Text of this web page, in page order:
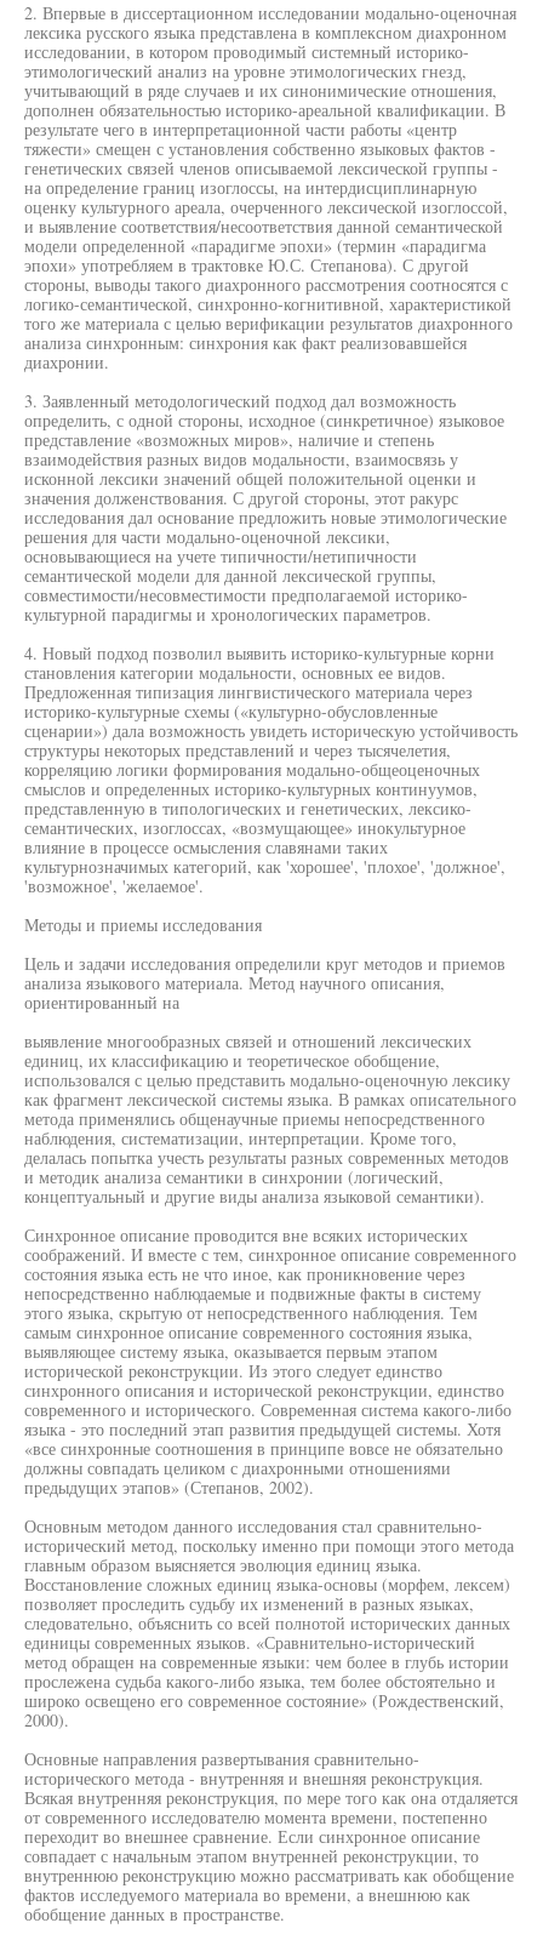
2. Впервые в диссертационном исследовании модально-оценочная
лексика русского языка представлена в комплексном диахронном
исследовании, в котором проводимый системный историко-
этимологический анализ на уровне этимологических гнезд,
учитывающий в ряде случаев и их синонимические отношения,
дополнен обязательностью историко-ареальной квалификации. В
результате чего в интерпретационной части работы «центр
тяжести» смещен с установления собственно языковых фактов -
генетических связей членов описываемой лексической группы -
на определение границ изоглоссы, на интердисциплинарную
оценку культурного ареала, очерченного лексической изоглоссой,
и выявление соответствия/несоответствия данной семантической
модели определенной «парадигме эпохи» (термин «парадигма
эпохи» употребляем в трактовке Ю.С. Степанова). С другой
стороны, выводы такого диахронного рассмотрения соотносятся с
логико-семантической, синхронно-когнитивной, характеристикой
того же материала с целью верификации результатов диахронного
анализа синхронным: синхрония как факт реализовавшейся
диахронии.
3. Заявленный методологический подход дал возможность
определить, с одной стороны, исходное (синкретичное) языковое
представление «возможных миров», наличие и степень
взаимодействия разных видов модальности, взаимосвязь у
исконной лексики значений общей положительной оценки и
значения долженствования. С другой стороны, этот ракурс
исследования дал основание предложить новые этимологические
решения для части модально-оценочной лексики,
основывающиеся на учете типичности/нетипичности
семантической модели для данной лексической группы,
совместимости/несовместимости предполагаемой историко-
культурной парадигмы и хронологических параметров.
4. Новый подход позволил выявить историко-культурные корни
становления категории модальности, основных ее видов.
Предложенная типизация лингвистического материала через
историко-культурные схемы («культурно-обусловленные
сценарии») дала возможность увидеть историческую устойчивость
структуры некоторых представлений и через тысячелетия,
корреляцию логики формирования модально-общеоценочных
смыслов и определенных историко-культурных континуумов,
представленную в типологических и генетических, лексико-
семантических, изоглоссах, «возмущающее» инокультурное
влияние в процессе осмысления славянами таких
культурнозначимых категорий, как 'хорошее', 'плохое', 'должное',
'возможное', 'желаемое'.
Методы и приемы исследования
Цель и задачи исследования определили круг методов и приемов
анализа языкового материала. Метод научного описания,
ориентированный на
выявление многообразных связей и отношений лексических
единиц, их классификацию и теоретическое обобщение,
использовался с целью представить модально-оценочную лексику
как фрагмент лексической системы языка. В рамках описательного
метода применялись общенаучные приемы непосредственного
наблюдения, систематизации, интерпретации. Кроме того,
делалась попытка учесть результаты разных современных методов
и методик анализа семантики в синхронии (логический,
концептуальный и другие виды анализа языковой семантики).
Синхронное описание проводится вне всяких исторических
соображений. И вместе с тем, синхронное описание современного
состояния языка есть не что иное, как проникновение через
непосредственно наблюдаемые и подвижные факты в систему
этого языка, скрытую от непосредственного наблюдения. Тем
самым синхронное описание современного состояния языка,
выявляющее систему языка, оказывается первым этапом
исторической реконструкции. Из этого следует единство
синхронного описания и исторической реконструкции, единство
современного и исторического. Современная система какого-либо
языка - это последний этап развития предыдущей системы. Хотя
«все синхронные соотношения в принципе вовсе не обязательно
должны совпадать целиком с диахронными отношениями
предыдущих этапов» (Степанов, 2002).
Основным методом данного исследования стал сравнительно-
исторический метод, поскольку именно при помощи этого метода
главным образом выясняется эволюция единиц языка.
Восстановление сложных единиц языка-основы (морфем, лексем)
позволяет проследить судьбу их изменений в разных языках,
следовательно, объяснить со всей полнотой исторических данных
единицы современных языков. «Сравнительно-исторический
метод обращен на современные языки: чем более в глубь истории
прослежена судьба какого-либо языка, тем более обстоятельно и
широко освещено его современное состояние» (Рождественский,
2000).
Основные направления развертывания сравнительно-
исторического метода - внутренняя и внешняя реконструкция.
Всякая внутренняя реконструкция, по мере того как она отдаляется
от современного исследователю момента времени, постепенно
переходит во внешнее сравнение. Если синхронное описание
совпадает с начальным этапом внутренней реконструкции, то
внутреннюю реконструкцию можно рассматривать как обобщение
фактов исследуемого материала во времени, а внешнюю как
обобщение данных в пространстве.